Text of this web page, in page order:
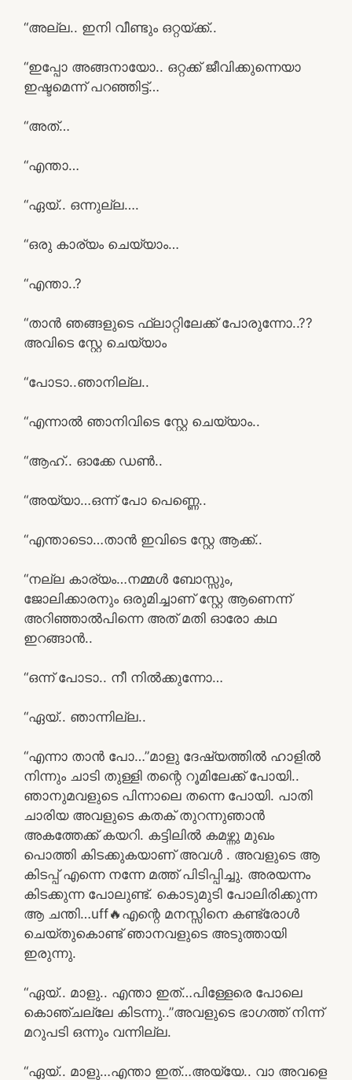
“അല്ല.. ഇനി വീണ്ടും ഒറ്റയ്ക്ക്..
“ഇപ്പോ അങ്ങനായോ.. ഒറ്റക്ക് ജീവിക്കുന്നെയാ
ഇഷ്ടമെന്ന് പറഞ്ഞിട്ട്…
“അത്…
“എന്താ…
“ഏയ്.. ഒന്നുല്ല….
“ഒരു കാര്യം ചെയ്യാം…
“എന്താ..?
“താൻ ഞങ്ങളുടെ ഫ്ലാറ്റിലേക്ക് പോരുന്നോ..??
അവിടെ സ്റ്റേ ചെയ്യാം
“പോടാ..ഞാനില്ല..
“എന്നാൽ ഞാനിവിടെ സ്റ്റേ ചെയ്യാം..
“ആഹ്.. ഓക്കേ ഡൺ..
“അയ്യാ…ഒന്ന് പോ പെണ്ണെ..
“എന്താടൊ…താൻ ഇവിടെ സ്റ്റേ ആക്ക്..
“നല്ല കാര്യം…നമ്മൾ ബോസ്സും,
ജോലിക്കാരനും ഒരുമിച്ചാണ് സ്റ്റേ ആണെന്ന്
അറിഞ്ഞാൽപിന്നെ അത് മതി ഓരോ കഥ
ഇറങ്ങാൻ..
“ഒന്ന് പോടാ.. നീ നിൽക്കുന്നോ…
“ഏയ്.. ഞാന്നില്ല..
“എന്നാ താൻ പോ…”മാളു ദേഷ്യത്തിൽ ഹാളിൽ
നിന്നും ചാടി തുള്ളി തന്റെ റൂമിലേക്ക് പോയി..
ഞാനുമവളുടെ പിന്നാലെ തന്നെ പോയി. പാതി
ചാരിയ അവളുടെ കതക് തുറന്നുഞാൻ
അകത്തേക്ക് കയറി. കട്ടിലിൽ കമഴ്ന്നു മുഖം
പൊത്തി കിടക്കുകയാണ് അവൾ . അവളുടെ ആ
കിടപ്പ് എന്നെ നന്നേ മത്ത് പിടിപ്പിച്ചു. അരയന്നം
കിടക്കുന്ന പോലുണ്ട്. കൊടുമുടി പോലിരിക്കുന്ന
ആ ചന്തി…uff🔥എന്റെ മനസ്സിനെ കണ്ട്രോൾ
ചെയ്തുകൊണ്ട് ഞാനവളുടെ അടുത്തായി
ഇരുന്നു.
“ഏയ്.. മാളു.. എന്താ ഇത്…പിള്ളേരെ പോലെ
കൊഞ്ചല്ലേ കിടന്നു..”അവളുടെ ഭാഗത്ത്‌ നിന്ന്
മറുപടി ഒന്നും വന്നില്ല.
“ഏയ്.. മാളു…എന്താ ഇത്…അയ്യേ.. വാ അവളെ